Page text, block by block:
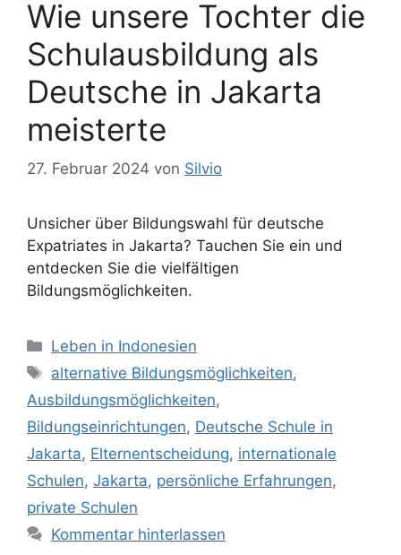
e
r
Wie unsere Tochter die
Schulausbildung als
Deutsche in Jakarta
meisterte
27. Februar 2024 von Silvio
Unsicher über Bildungswahl für deutsche
Expatriates in Jakarta? Tauchen Sie ein und
entdecken Sie die vielfältigen
Bildungsmöglichkeiten.
K
a
e
g
o
r
i
n
Leben in Indonesien
S
c
l
a
g
w
ö
alternative Bildungsmöglichkeiten,
Ausbildungsmöglichkeiten,
Bildungseinrichtungen, Deutsche Schule in
Jakarta, Elternentscheidung, internationale
Schulen, Jakarta, persönliche Erfahrungen,
private Schulen
Kommentar hinterlassen